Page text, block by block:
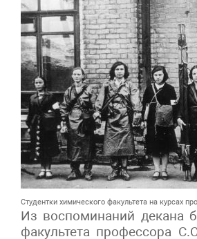
Студентки химического факультета на курсах
Из воспоминаний декана
факультета профессора